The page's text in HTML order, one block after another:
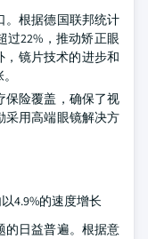
。根据德国联邦统计
过22%，推动矫正眼
，镜片技术的进步和
保险覆盖，确保了视
采用高端眼镜解决方
4.9%的速度增长
的日益普遍。根据意